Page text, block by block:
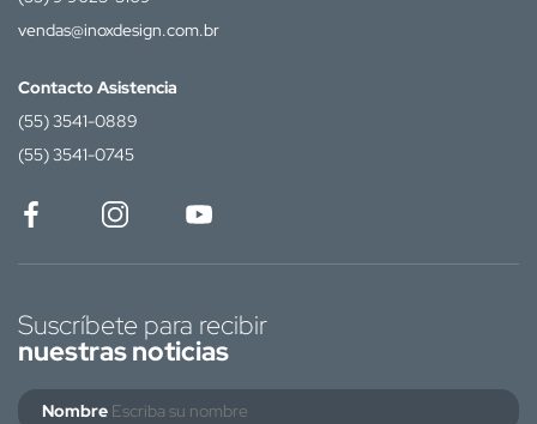
vendas@inoxdesign.com.br
Contacto Asistencia
(55) 3541-0889
(55) 3541-0745
Suscríbete para recibir
nuestras noticias
Nombre